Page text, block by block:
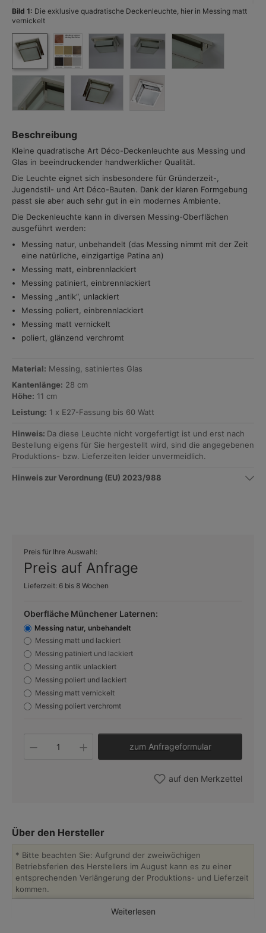
Bild 1: Die exklusive quadratische Deckenleuchte, hier in Messing matt
vernickelt
Beschreibung
Kleine quadratische Art Déco-Deckenleuchte aus Messing und
Glas in beeindruckender handwerklicher Qualität.
Die Leuchte eignet sich insbesondere für Gründerzeit-,
Jugendstil- und Art Déco-Bauten. Dank der klaren Formgebung
passt sie aber auch sehr gut in ein modernes Ambiente.
Die Deckenleuchte kann in diversen Messing-Oberflächen
ausgeführt werden:
Messing natur, unbehandelt (das Messing nimmt mit der Zeit
eine natürliche, einzigartige Patina an)
Messing matt, einbrennlackiert
Messing patiniert, einbrennlackiert
Messing „antik“, unlackiert
Messing poliert, einbrennlackiert
Messing matt vernickelt
poliert, glänzend verchromt
Material: Messing, satiniertes Glas
Kantenlänge: 28 cm
Höhe: 11 cm
Leistung: 1 x E27-Fassung bis 60 Watt
Hinweis: Da diese Leuchte nicht vorgefertigt ist und erst nach
Bestellung eigens für Sie hergestellt wird, sind die angegebenen
Produktions- bzw. Lieferzeiten leider unvermeidlich.
Hinweis zur Verordnung (EU) 2023/988
Preis für Ihre Auswahl:
Preis auf Anfrage
Lieferzeit: 6 bis 8 Wochen
Oberfläche Münchener Laternen:
Messing natur, unbehandelt
Messing matt und lackiert
Messing patiniert und lackiert
Messing antik unlackiert
Messing poliert und lackiert
Messing matt vernickelt
Messing poliert verchromt
Produkt Anzahl: Gib den
zum Anfrageformular
auf den Merkzettel
Über den Hersteller
* Bitte beachten Sie: Aufgrund der zweiwöchigen
Betriebsferien des Herstellers im August kann es zu einer
entsprechenden Verlängerung der Produktions- und Lieferzeit
kommen.
Der Hersteller Münchener Laternen erzeugt Glanzstücke
Weiterlesen